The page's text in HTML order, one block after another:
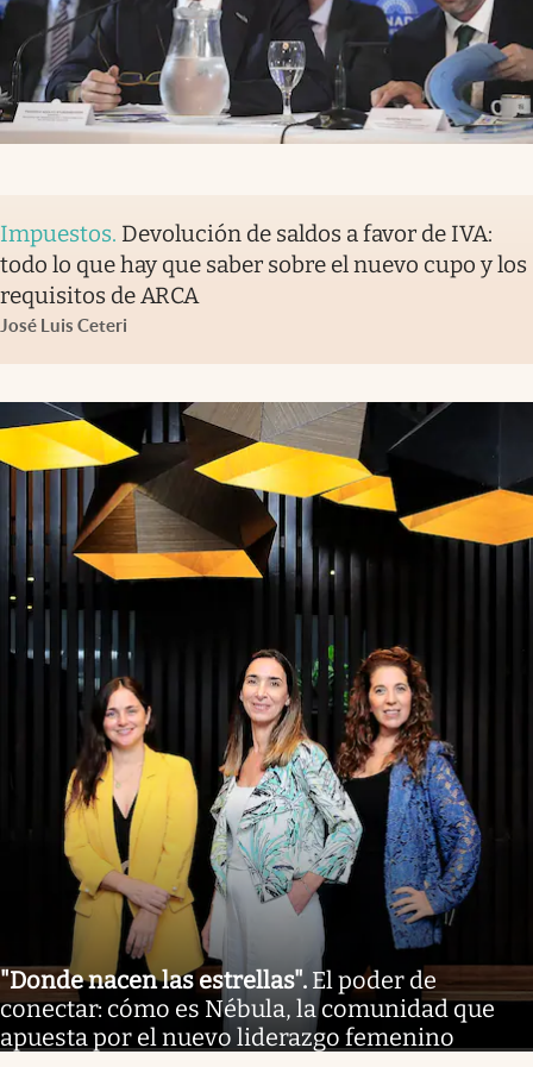
Impuestos. Devolución de saldos a favor de IVA:
todo lo que hay que saber sobre el nuevo cupo y los
requisitos de ARCA
José Luis Ceteri
"Donde nacen las estrellas". El poder de
conectar: cómo es Nébula, la comunidad que
apuesta por el nuevo liderazgo femenino